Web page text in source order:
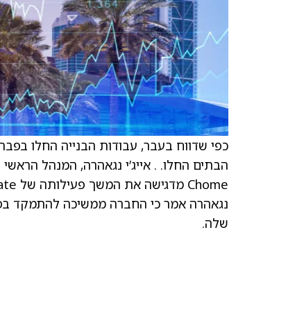
נגאהרה אמר כי החברה ממשיכה להתמקד
שלה.